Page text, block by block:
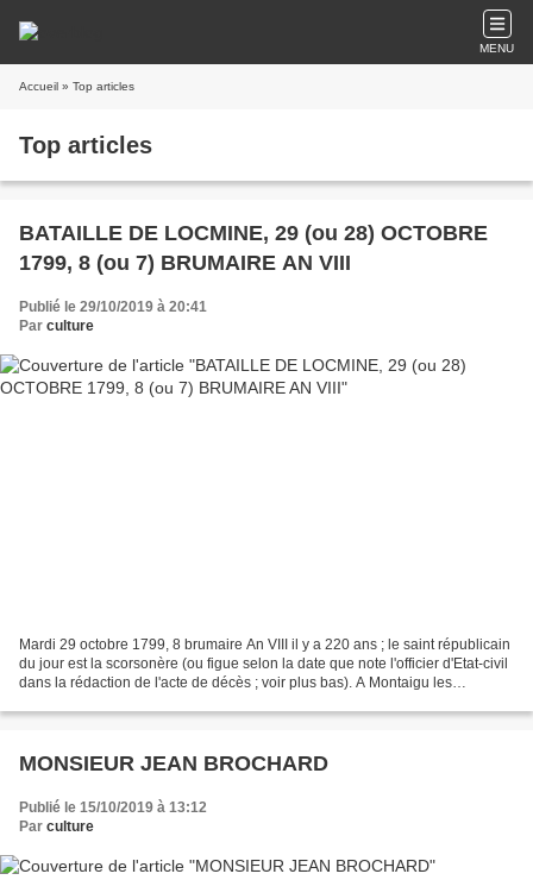
MENU
Accueil » Top articles
Top articles
BATAILLE DE LOCMINE, 29 (ou 28) OCTOBRE
1799, 8 (ou 7) BRUMAIRE AN VIII
Publié le 29/10/2019 à 20:41
Par culture
Mardi 29 octobre 1799, 8 brumaire An VIII il y a 220 ans ; le saint républicain
du jour est la scorsonère (ou figue selon la date que note l'officier d'Etat-civil
dans la rédaction de l'acte de décès ; voir plus bas). A Montaigu les
MONSIEUR JEAN BROCHARD
Publié le 15/10/2019 à 13:12
Par culture